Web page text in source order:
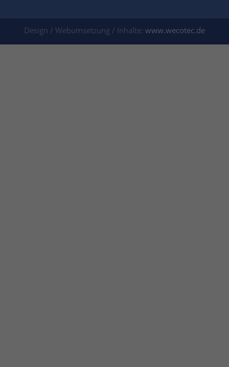
Design / Webumsetzung / Inhalte: www.wecotec.de